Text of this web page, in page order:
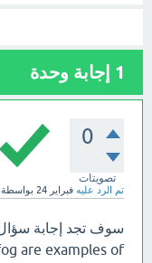
1 إجابة وحدة
0
تصويتات
تم الرد عليه فبراير 24 بواسطة
are examples of